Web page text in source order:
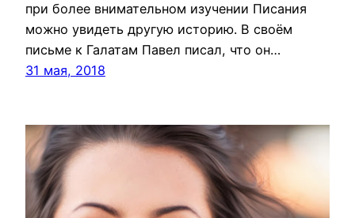
при более внимательном изучении Писания
можно увидеть другую историю. В своём
письме к Галатам Павел писал, что он…
31 мая, 2018